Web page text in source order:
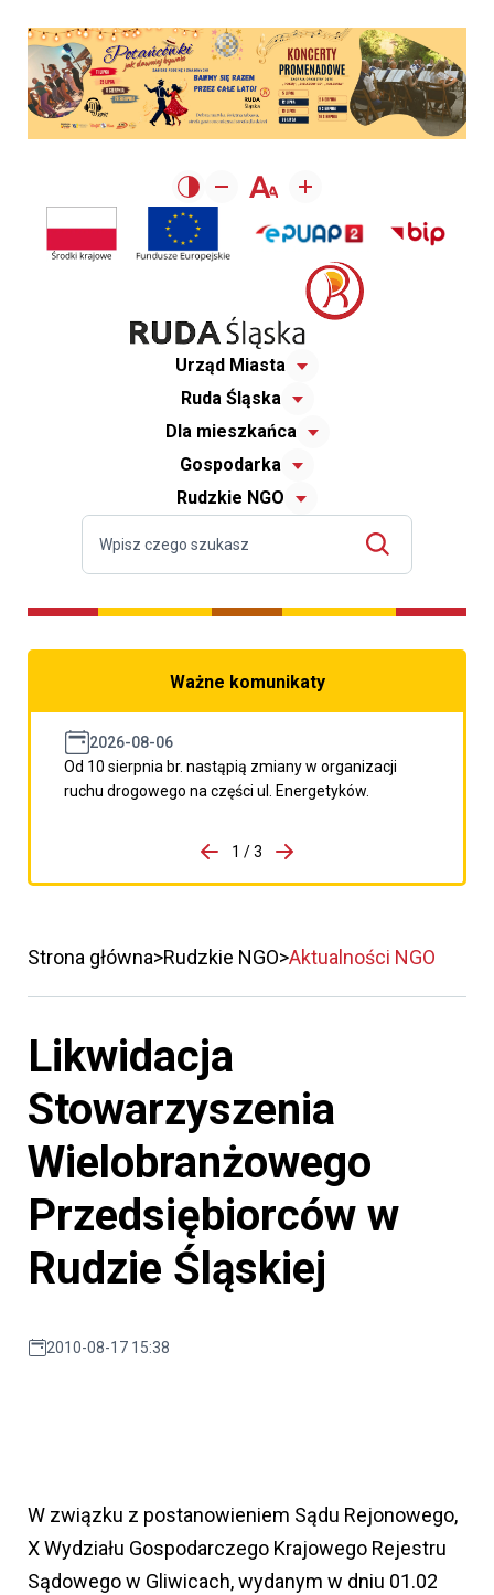
Urząd Miasta
Ruda Śląska
Dla mieszkańca
Gospodarka
Rudzkie NGO
Ważne komunikaty
2026-08-06
Od 10 sierpnia br. nastąpią zmiany w organizacji
ruchu drogowego na części ul. Energetyków.
porzpedniego komunikatu
1 / 3
Przejdź do następnego
Strona główna Rudzkie NGO Aktualności NGO
Likwidacja
Stowarzyszenia
Wielobranżowego
Przedsiębiorców w
Rudzie Śląskiej
2010-08-17 15:38
W związku z postanowieniem Sądu Rejonowego,
X Wydziału Gospodarczego Krajowego Rejestru
Sądowego w Gliwicach, wydanym w dniu 01.02